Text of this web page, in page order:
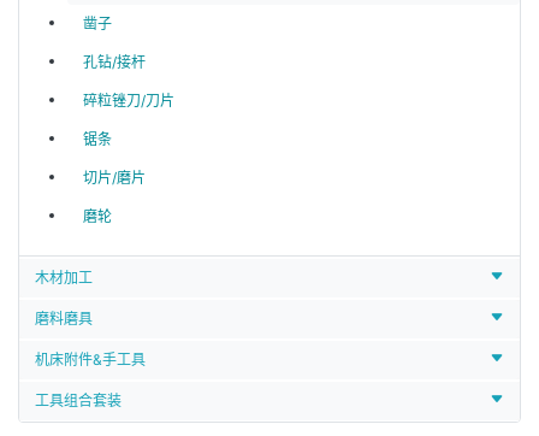
凿子
孔钻/接杆
碎粒锉刀/刀片
锯条
切片/磨片
磨轮
木材加工
磨料磨具
机床附件&手工具
工具组合套装